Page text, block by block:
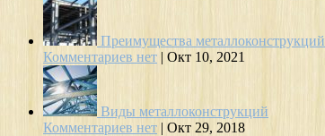
Преимущества металлоконструкций
Комментариев нет | Окт 10, 2021
Виды металлоконструкций
Комментариев нет | Окт 29, 2018